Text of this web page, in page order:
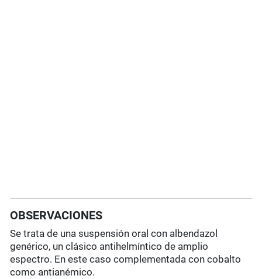
OBSERVACIONES
Se trata de una suspensión oral con albendazol
genérico, un clásico antihelmíntico de amplio
espectro. En este caso complementada con cobalto
como antianémico.